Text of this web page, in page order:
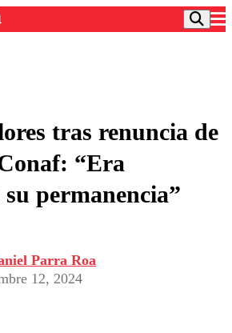
TV
Chilena
Internacional
en medios
tras renuncia de
“Era
permanencia”
Parra Roa
12, 2024